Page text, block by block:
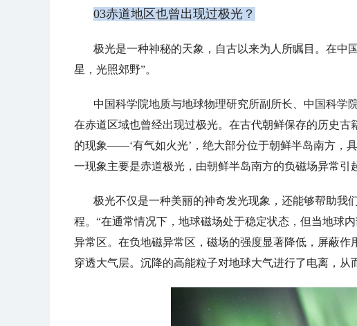
03赤道地区也曾出现过极光？
极光是一种神秘的天象，自古以来为人所瞩目。在
星，光照郊野”。
中国科学院地质与地球物理研究所副所长、中国科学
在赤道区域也曾经出现过极光。在古代朝鲜保存的历史
的现象——‘有气如火光’，绝大部分位于朝鲜半岛南方，
一现象主要是赤道极光，由朝鲜半岛南方的负磁场异常引
极光不仅是一种美丽的神奇发光现象，还能够帮助我
程。“在通常情况下，地球磁场处于稳定状态，但当地球
异常区。在负地磁异常区，磁场的强度显著降低，屏蔽
穿透大气层。沉降的高能粒子对地球大气进行了电离，从